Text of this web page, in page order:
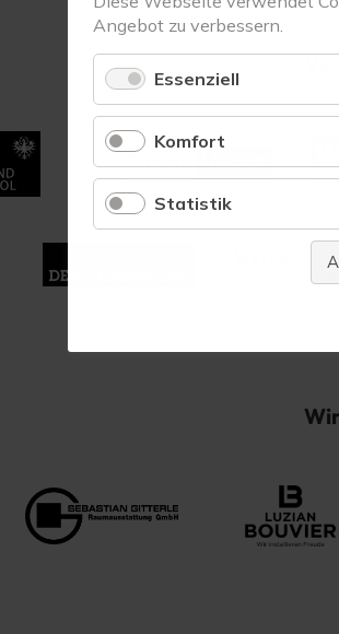
Angebot zu verbessern.
Essenziell
Komfort
Statistik